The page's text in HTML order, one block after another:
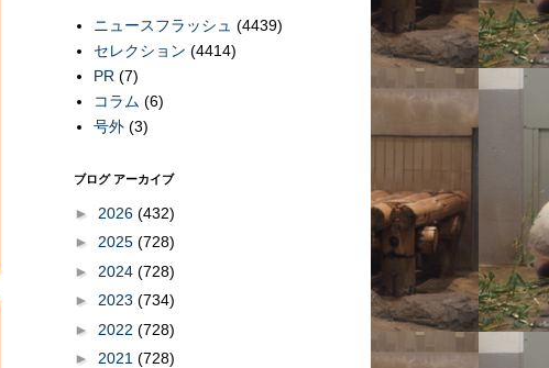
ニュースフラッシュ (4439)
セレクション (4414)
PR (7)
コラム (6)
号外 (3)
ブログ アーカイブ
► 2026 (432)
► 2025 (728)
► 2024 (728)
► 2023 (734)
► 2022 (728)
► 2021 (728)